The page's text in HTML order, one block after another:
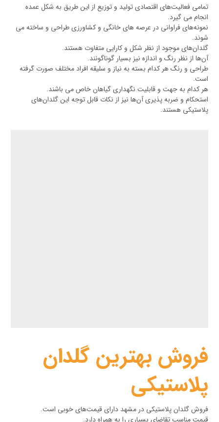
تمامی فعالیت‌های اقتصادی تولید و توزیع از این طریق به شکل عمده
انجام می گیرد.
نمونه‌های فراوانی در عرصه های خانگی و کشاورزی طراحی و ساخته می
شوند.
گلدان‌های موجود از نظر شکل و کارایی متفاوت هستند.
آن‌ها از نظر رنگ و اندازه نیز بسیار گوناگونند.
طراحی و رنگ هر کدام بسته به نیاز و سلیقه افراد مختلف صورت گرفته
است.
هر کدام به جهت و قابلیت نگهداری گیاهان خاص می باشند.
استحکام و ضربه پذیری آن‌ها نیز از نکات قابل توجه این گلدان‌های
پلاستیکی هستند.
فروش بهترین گلدان
پلاستیکی
فروش گلدان پلاستیکی در مشهد دارای قیمت‌های خوبی است.
قیمت مناسب تقاضای بسیاری را به همراه دارد.